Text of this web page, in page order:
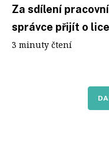
Za sdílení
správce přijít o
3 minuty čtení